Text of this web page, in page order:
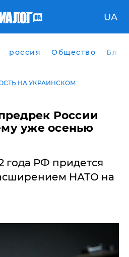
UA
россия Общество
НА УКРАИНСКОМ
России
уже осенью
года РФ придется
НАТО на